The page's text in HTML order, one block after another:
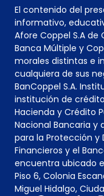
El contenido del
informativo,
Afore Coppel S.A de
Banca Múltiple y
morales distintas e
cualquiera de sus
BanCoppel S.A.
institución de
Hacienda y Crédito
Nacional Bancaria y
para la Protección y
Financieros y el
encuentra ubicado
Piso 6, Colonia
Miguel Hidalgo,